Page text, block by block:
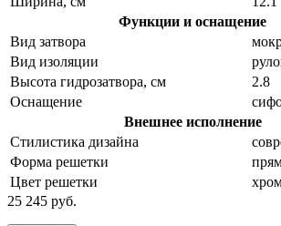
Функции и оснащение
Вид затвора
Вид изоляции
Высота гидрозатвора, см
2.8
Оснащение
Внешнее исполнение
Стилистика дизайна
Форма решетки
Цвет решетки
25 245 руб.